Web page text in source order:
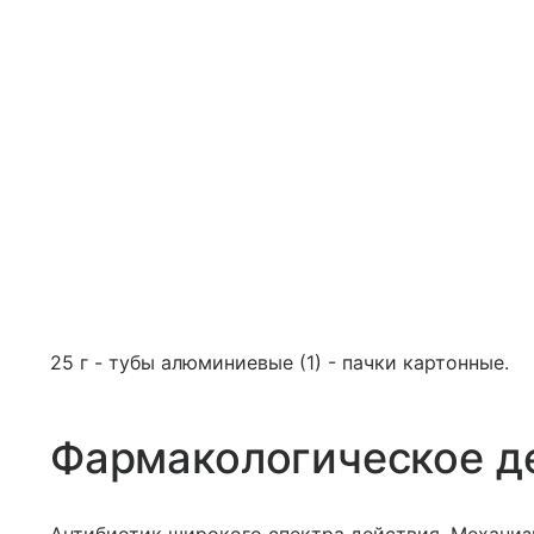
25 г - тубы алюминиевые (1) - пачки картонные.
Фармакологическое